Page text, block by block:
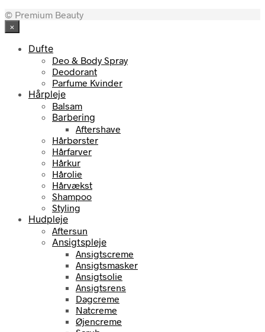
© Premium Beauty
×
Dufte
Deo & Body Spray
Deodorant
Parfume Kvinder
Hårpleje
Balsam
Barbering
Aftershave
Hårbørster
Hårfarver
Hårkur
Hårolie
Hårvækst
Shampoo
Styling
Hudpleje
Aftersun
Ansigtspleje
Ansigtscreme
Ansigtsmasker
Ansigtsolie
Ansigtsrens
Dagcreme
Natcreme
Øjencreme